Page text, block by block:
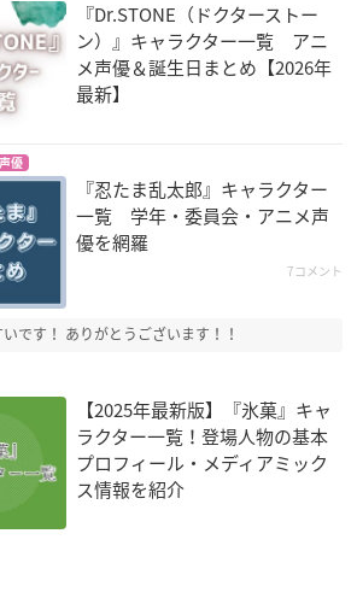
『Dr.STONE（ドクターストー
ン）』キャラクター一覧 アニ
メ声優＆誕生日まとめ【2026年
最新】
声優
『忍たま乱太郎』キャラクター
一覧 学年・委員会・アニメ声
優を網羅
7コメント
です！ ありがとうございます！！
【2025年最新版】『氷菓』キャ
ラクター一覧！登場人物の基本
プロフィール・メディアミック
ス情報を紹介